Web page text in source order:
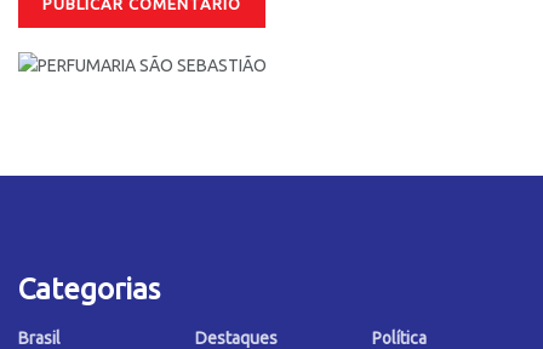
Categorias
Brasil Destaques Política